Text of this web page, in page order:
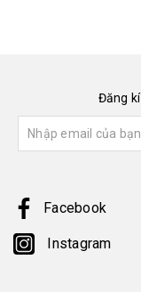
Đăng
Facebook
Instagram